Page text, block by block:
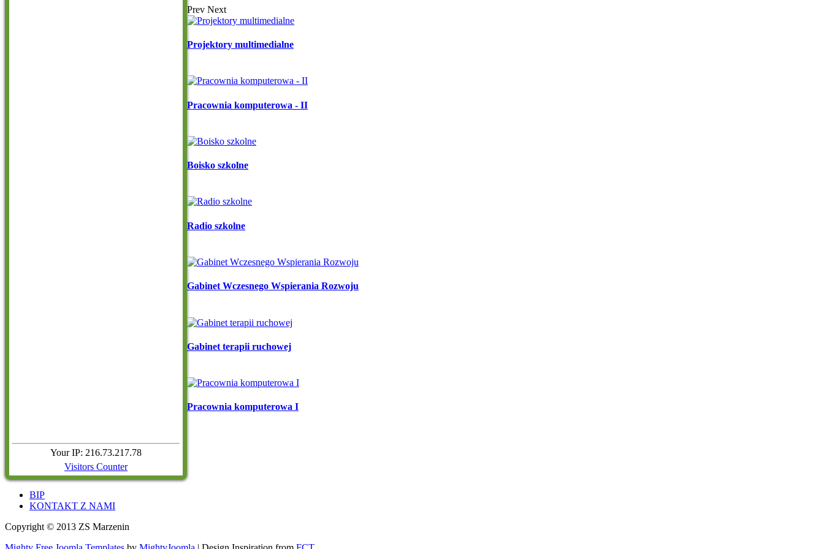
Prev Next
Projektory multimedialne
Pracownia komputerowa - II
Boisko szkolne
Radio szkolne
Gabinet Wczesnego Wspierania Rozwoju
Gabinet terapii ruchowej
Pracownia komputerowa I
Your IP: 216.73.217.78
Visitors Counter
BIP
KONTAKT Z NAMI
Copyright © 2013 ZS Marzenin